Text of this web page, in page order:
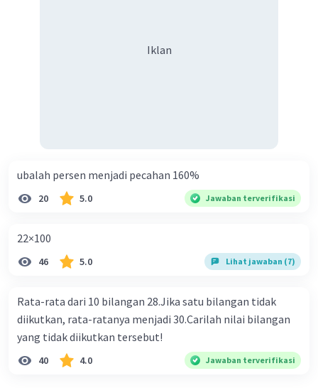
Iklan
ubalah persen menjadi pecahan 160%
20 5.0 Jawaban terverifikasi
22×100
46 5.0 Lihat jawaban (7)
Rata-rata dari 10 bilangan 28.Jika satu bilangan tidak
diikutkan, rata-ratanya menjadi 30.Carilah nilai bilangan
yang tidak diikutkan tersebut!
40 4.0 Jawaban terverifikasi